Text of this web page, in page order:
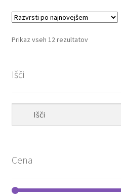
Prikaz vseh 12 rezultatovRazvrščeno
Išči
Cena